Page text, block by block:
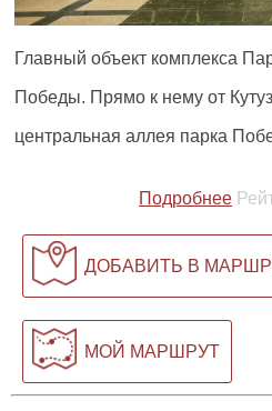
Главный объект комплекса
Победы. Прямо к нему от
центральная аллея парка
Подробнее
ДОБАВИТЬ В
МОЙ МАРШРУТ